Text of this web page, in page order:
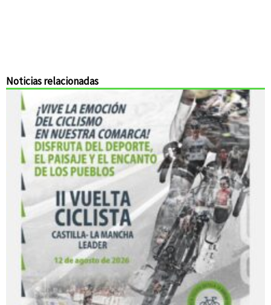
Noticias relacionadas